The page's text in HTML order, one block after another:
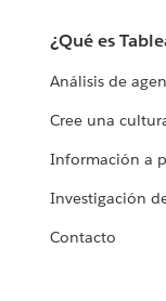
¿Qué es
Análisis de
Cree una
Información a
Investigación
Contacto